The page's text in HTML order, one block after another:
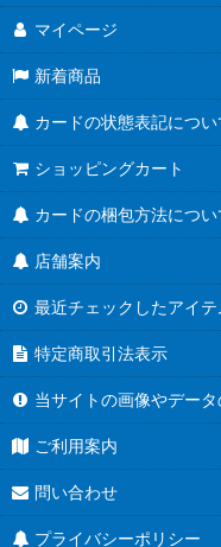
マイページ
新着商品
カードの状態表記につい
ショッピングカート
カードの梱包方法につい
店舗案内
最近チェックしたアイテ
特定商取引法表示
当サイトの画像やデー
ご利用案内
問い合わせ
プライバシーポリシー